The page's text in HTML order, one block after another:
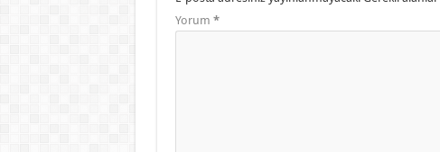
Yorum *